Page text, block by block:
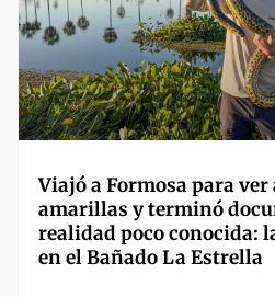
Viajó a Formosa para
amarillas y terminó
realidad poco conocida:
en el Bañado La Estrella